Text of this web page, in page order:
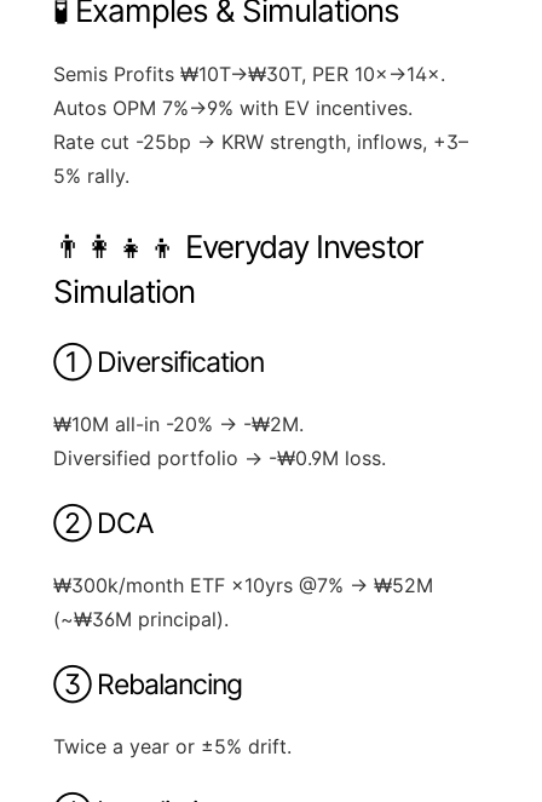
🧪 Examples & Simulations
Semis Profits ₩10T→₩30T, PER 10×→14×.
Autos OPM 7%→9% with EV incentives.
Rate cut -25bp → KRW strength, inflows, +3–
5% rally.
👨‍👩‍👧‍👦 Everyday Investor
Simulation
① Diversification
₩10M all-in -20% → -₩2M.
Diversified portfolio → -₩0.9M loss.
② DCA
₩300k/month ETF ×10yrs @7% → ₩52M
(~₩36M principal).
③ Rebalancing
Twice a year or ±5% drift.